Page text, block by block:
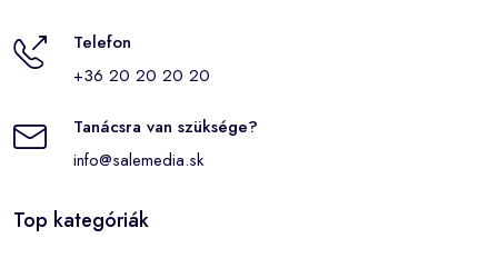
Telefon
+36 20 20 20 20
Tanácsra van szüksége?
info@salemedia.sk
Top kategóriák